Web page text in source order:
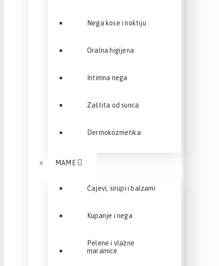
Nega kose i noktiju
Oralna higijena
Intimna nega
Zaštita od sunca
Dermokozmetika
MAME
Čajevi, sirupi i balzami
Kupanje i nega
Pelene i vlažne
maramice